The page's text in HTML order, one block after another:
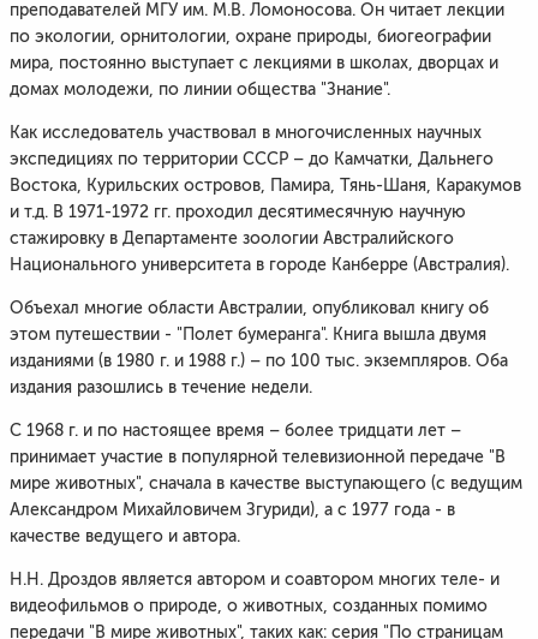
преподавателей МГУ им. М.В. Ломоносова. Он читает лекции
по экологии, орнитологии, охране природы, биогеографии
мира, постоянно выступает с лекциями в школах, дворцах и
домах молодежи, по линии общества "Знание".
Как исследователь участвовал в многочисленных научных
экспедициях по территории СССР – до Камчатки, Дальнего
Востока, Курильских островов, Памира, Тянь-Шаня, Каракумов
и т.д. В 1971-1972 гг. проходил десятимесячную научную
стажировку в Департаменте зоологии Австралийского
Национального университета в городе Канберре (Австралия).
Объехал многие области Австралии, опубликовал книгу об
этом путешествии - "Полет бумеранга". Книга вышла двумя
изданиями (в 1980 г. и 1988 г.) – по 100 тыс. экземпляров. Оба
издания разошлись в течение недели.
С 1968 г. и по настоящее время – более тридцати лет –
принимает участие в популярной телевизионной передаче "В
мире животных", сначала в качестве выступающего (с ведущим
Александром Михайловичем Згуриди), а с 1977 года - в
качестве ведущего и автора.
Н.Н. Дроздов является автором и соавтором многих теле- и
видеофильмов о природе, о животных, созданных помимо
передачи "В мире животных", таких как: серия "По страницам